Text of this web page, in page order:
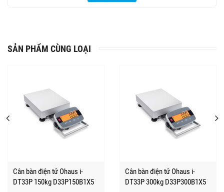
SẢN PHẨM CÙNG LOẠI
Cân bàn điện tử Ohaus i-
DT33P 150kg D33P150B1X5
Cân bàn điện tử Ohaus i-
DT33P 300kg D33P300B1X5